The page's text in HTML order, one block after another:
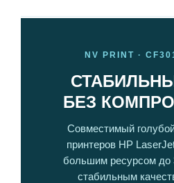
NV PRINT ·
БЕЗ
Совместимый
принтеров HP
большим ресурсом до
стабильным